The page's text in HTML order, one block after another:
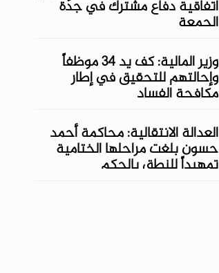
اتفاقية دفاع مشترك في جدّة
الجمعة
وزير المالية: كف يد 34 موظفاً
وإحالتهم للتحقيق في إطار
مكافحة الفساد
العدالة الانتقالية: محاكمة أحمد
حسون بلغت مراحلها الختامية
تمهيداً للنطق بالحكم